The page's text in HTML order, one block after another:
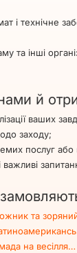
і технічне
та інші
й
ваших
заходу;
послуг або
важливі
та
на весілля…